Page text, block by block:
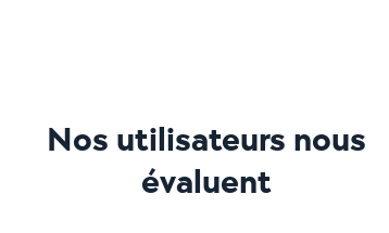
Nos utilisateurs nous
évaluent